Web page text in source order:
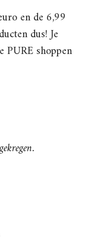
en de 6,99
dus! Je
PURE shoppen